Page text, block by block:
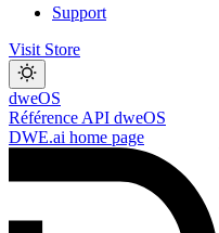
Support
Visit Store
dweOS
Référence API dweOS
DWE.ai home page